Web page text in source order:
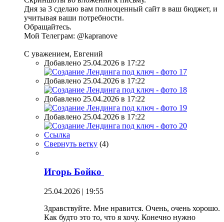
Дня за 3 сделаю вам полноценный сайт в ваш бюджет, и
учитывая ваши потребности.
Обращайтесь.
Мой Телеграм: @kapranove
С уважением, Евгений
Добавлено 25.04.2026 в 17:22
Добавлено 25.04.2026 в 17:22
Добавлено 25.04.2026 в 17:22
Добавлено 25.04.2026 в 17:22
Ссылка
Свернуть ветку (4)
Игорь Бойко
25.04.2026 | 19:55
Здравствуйте. Мне нравится. Очень, очень хорошо.
Как будто это то, что я хочу. Конечно нужно